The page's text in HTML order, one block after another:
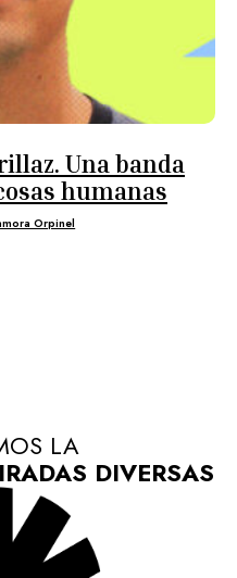
Una banda
humanas
Orpinel
LA
DIVERSAS